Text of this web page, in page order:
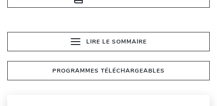
LIRE LE SOMMAIRE
PROGRAMMES TÉLÉCHARGEABLES